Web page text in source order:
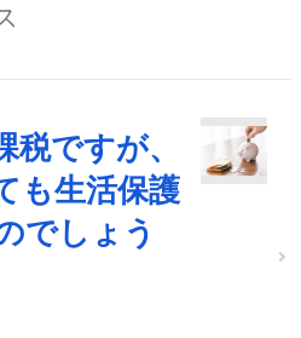
税ですが、
も生活保護
でしょう